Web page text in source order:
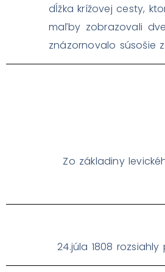
dĺžka krížovej cesty,
maľby zobrazovali
znázornovalo súsošie
Zo základiny
24.júla 1808